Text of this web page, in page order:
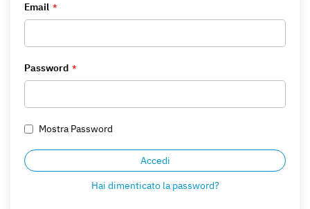
Email
Password
Mostra Password
Accedi
Hai dimenticato la password?